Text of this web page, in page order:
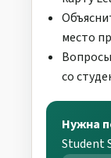
место
со
Нужна
Student